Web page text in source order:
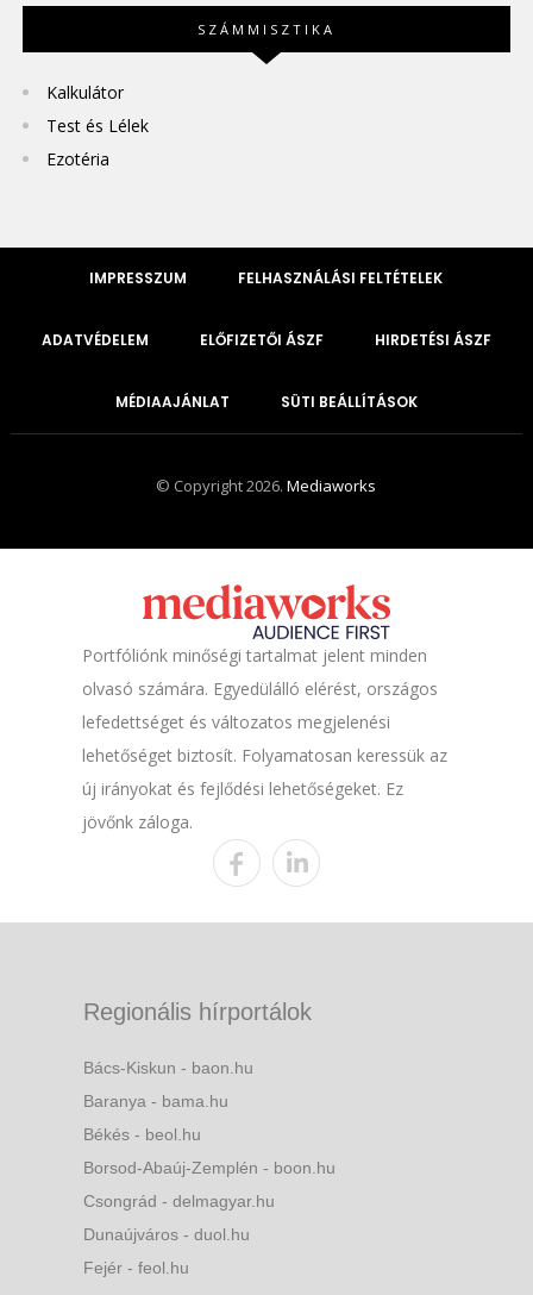
SZÁMMISZTIKA
Kalkulátor
Test és Lélek
Ezotéria
IMPRESSZUM FELHASZNÁLÁSI FELTÉTELEK
ADATVÉDELEM ELŐFIZETŐI ÁSZF HIRDETÉSI ÁSZF
MÉDIAAJÁNLAT SÜTI BEÁLLÍTÁSOK
© Copyright 2026.Mediaworks
Portfóliónk minőségi tartalmat jelent minden
olvasó számára. Egyedülálló elérést, országos
lefedettséget és változatos megjelenési
lehetőséget biztosít. Folyamatosan keressük az
új irányokat és fejlődési lehetőségeket. Ez
jövőnk záloga.
Regionális hírportálok
Bács-Kiskun - baon.hu
Baranya - bama.hu
Békés - beol.hu
Borsod-Abaúj-Zemplén - boon.hu
Csongrád - delmagyar.hu
Dunaújváros - duol.hu
Fejér - feol.hu